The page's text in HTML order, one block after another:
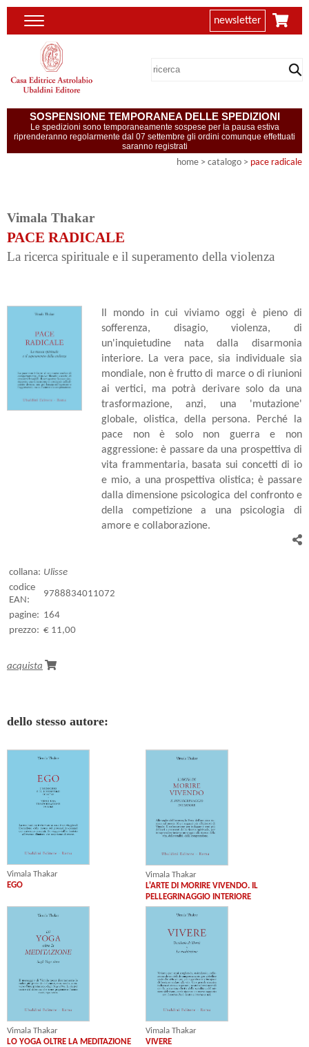
newsletter
SOSPENSIONE TEMPORANEA DELLE SPEDIZIONI
Le spedizioni sono temporaneamente sospese per la pausa estiva
riprenderanno regolarmente dal 07 settembre gli ordini comunque effettuati
saranno registrati
home > catalogo > pace radicale
Vimala Thakar
PACE RADICALE
La ricerca spirituale e il superamento della violenza
Il mondo in cui viviamo oggi è pieno di
sofferenza, disagio, violenza, di
un'inquietudine nata dalla disarmonia
interiore. La vera pace, sia individuale sia
mondiale, non è frutto di marce o di riunioni
ai vertici, ma potrà derivare solo da una
trasformazione, anzi, una 'mutazione'
globale, olistica, della persona. Perché la
pace non è solo non guerra e non
aggressione: è passare da una prospettiva di
vita frammentaria, basata sui concetti di io
e mio, a una prospettiva olistica; è passare
dalla dimensione psicologica del confronto e
della competizione a una psicologia di
amore e collaborazione.
collana: Ulisse
codice
EAN:
9788834011072
pagine: 164
prezzo: € 11,00
acquista
dello stesso autore:
Vimala Thakar
EGO
Vimala Thakar
L'ARTE DI MORIRE VIVENDO. IL
PELLEGRINAGGIO INTERIORE
Vimala Thakar
LO YOGA OLTRE LA MEDITAZIONE
Vimala Thakar
VIVERE